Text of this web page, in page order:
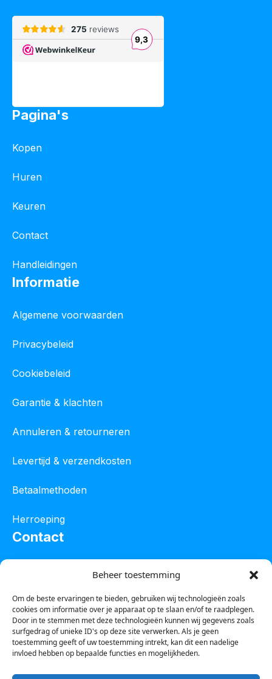
Beheer toestemming
Om de beste ervaringen te bieden, gebruiken wij technologieën zoals
cookies om informatie over je apparaat op te slaan en/of te raadplegen.
Door in te stemmen met deze technologieën kunnen wij gegevens zoals
surfgedrag of unieke ID's op deze site verwerken. Als je geen
toestemming geeft of uw toestemming intrekt, kan dit een nadelige
invloed hebben op bepaalde functies en mogelijkheden.
Pagina's
Kopen
Huren
Keuren
Contact
Handleidingen
Informatie
Algemene voorwaarden
Privacybeleid
Cookiebeleid
Garantie & klachten
Annuleren & retourneren
Levertijd & verzendkosten
Betaalmethoden
Herroeping
Contact
Tel :0850601800
Whatsapp : 0623388306